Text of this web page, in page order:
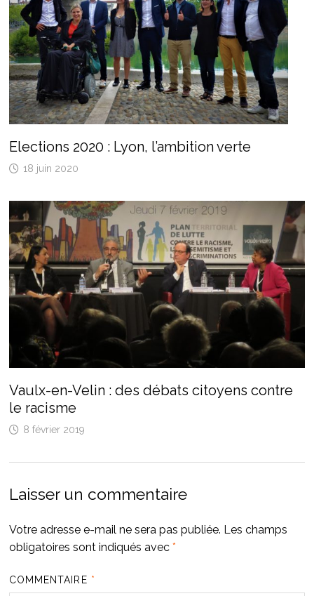
Elections 2020 : Lyon, l’ambition verte
18 juin 2020
Vaulx-en-Velin : des débats citoyens contre
le racisme
8 février 2019
Laisser un commentaire
Votre adresse e-mail ne sera pas publiée. Les champs
obligatoires sont indiqués avec *
COMMENTAIRE *